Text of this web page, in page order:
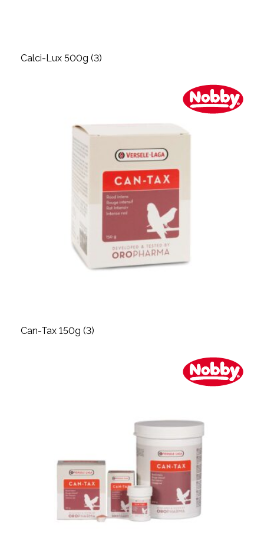
Calci-Lux 500g (3)
Can-Tax 150g (3)